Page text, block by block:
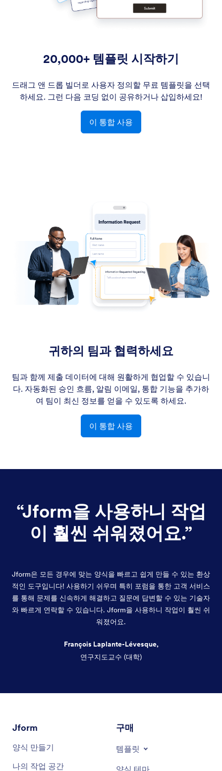
20,000+ 템플릿 시작하기
드래그 앤 드롭 빌더로 사용자 정의할 무료 템플릿을 선택
하세요. 그런 다음 코딩 없이 공유하거나 삽입하세요!
이 통합 사용
귀하의 팀과 협력하세요
팀과 함께 제출 데이터에 대해 원활하게 협업할 수 있습니
다. 자동화된 승인 흐름, 알림 이메일, 통합 기능을 추가하
여 팀이 최신 정보를 얻을 수 있도록 하세요.
이 통합 사용
“Jform을 사용하니 작업
이 훨씬 쉬워졌어요.”
Jform은 모든 경우에 맞는 양식을 빠르고 쉽게 만들 수 있는 환상
적인 도구입니다! 사용하기 쉬우며 특히 포럼을 통한 고객 서비스
를 통해 문제를 신속하게 해결하고 질문에 답변할 수 있는 기술자
와 빠르게 연락할 수 있습니다. Jform을 사용하니 작업이 훨씬 쉬
워졌어요.
François Laplante-Lévesque,
연구지도교수 (대학)
Jform
양식 만들기
나의 작업 공간
구매
템플릿
양식 테마